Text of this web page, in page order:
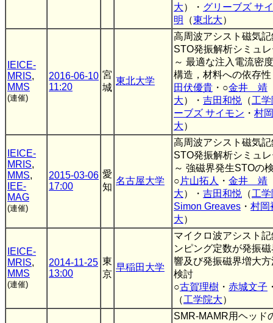
大）・ グリーブズ サ
明
（東北大）
IEICE-
MRIS,
MMS
(連催)
2016-06-10
11:20
宮
城
東北大学
高周波アシスト磁気
STO発振解析シミュ
～ 最適な注入電流密
構造，材料への依存性
田伏優貴 ・○金井 靖
大）・ 吉田和悦 （工
ーブズ サイモン ・ 村
大）
IEICE-
MRIS,
MMS,
IEE-
MAG
(連催)
2015-03-06
17:00
愛
知
名古屋大学
高周波アシスト磁気
STO発振解析シミュ
～ 強磁界発生STOの
○ 片山拓人 ・ 金井 靖
大）・ 吉田和悦 （工
Simon Greaves ・ 村岡
大）
IEICE-
MRIS,
MMS
(連催)
2014-11-25
13:00
東
京
早稲田大学
マイクロ波アシスト
ンピング定数が発振
響及び発振磁界増大
検討
○古賀理樹 ・ 赤城文子
（工学院大）
SMR-MAMR用ヘッド